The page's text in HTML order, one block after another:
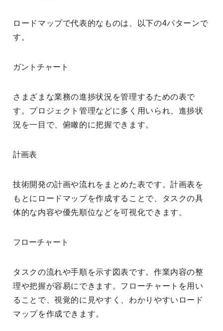
ロードマップで代表的なものは、以下の4パターンで
す。
ガントチャート
さまざまな業務の進捗状況を管理するための表で
す。プロジェクト管理などに多く用いられ、進捗状
況を一目で、俯瞰的に把握できます。
計画表
技術開発の計画や流れをまとめた表です。計画表を
もとにロードマップを作成することで、タスクの具
体的な内容や優先順位などを可視化できます。
フローチャート
タスクの流れや手順を示す図表です。作業内容の整
理や把握が容易にできます。フローチャートを用い
ることで、視覚的に見やすく、わかりやすいロード
マップを作成できます。